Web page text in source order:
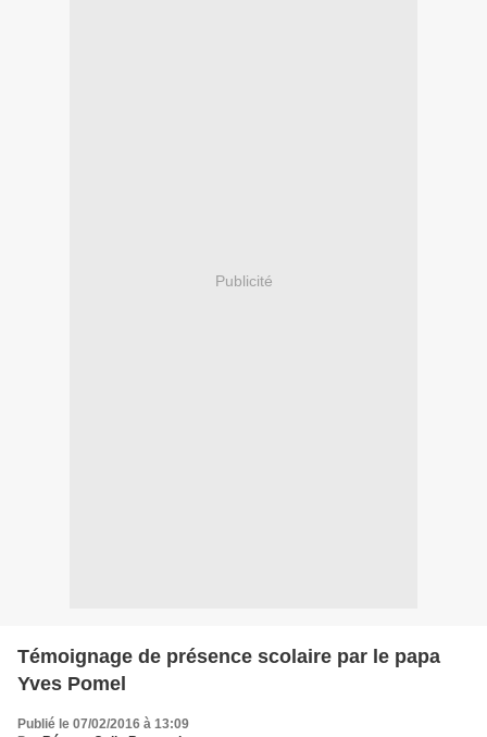
Publicité
Témoignage de présence scolaire par le papa
Yves Pomel
Publié le 07/02/2016 à 13:09